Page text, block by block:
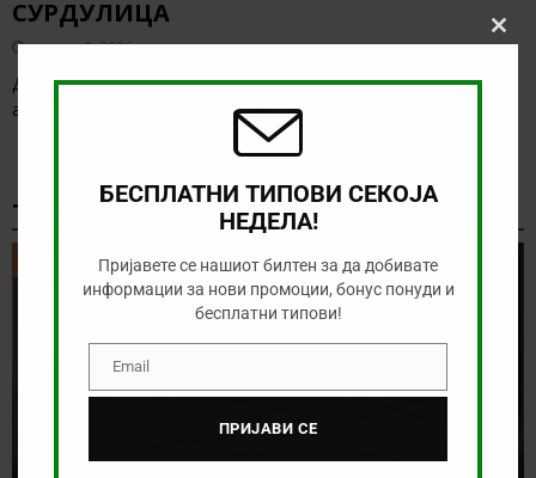
СУРДУЛИЦА
август 9, 2026
Денес има солидна понуда за обложување, а ние ќе го
анализираме дуелот од српската Суперлига
ТИКЕТ НА ДЕНОТ
ТИКЕТ НА ДЕНОТ
Close
БЕСПЛАТНИ ТИПОВИ СЕКОЈА
НЕДЕЛА!
Пријавете се нашиот билтен за да добивате
информации за нови промоции, бонус понуди и
бесплатни типови!
EmailEmail
ПРИЈАВИ СЕ